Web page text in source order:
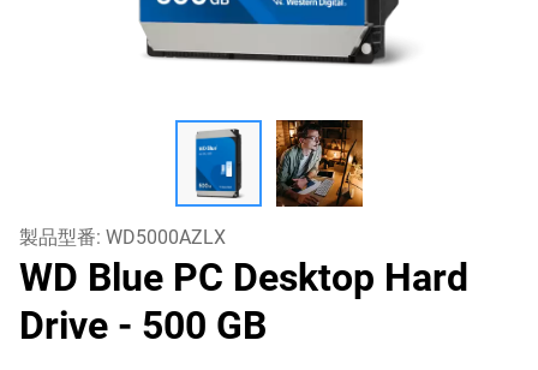
製品型番: WD5000AZLX
WD Blue PC Desktop Hard
Drive - 500 GB